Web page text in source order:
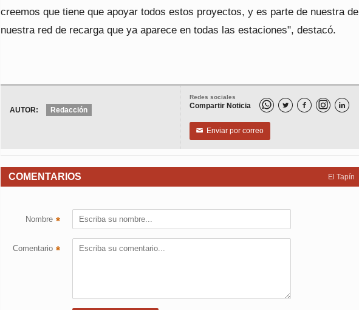
creemos que tiene que apoyar todos estos proyectos, y es parte de nuestra de
nuestra red de recarga que ya aparece en todas las estaciones", destacó.
Redes sociales
Compartir Noticia   
✉ Enviar por correo
AUTOR: Redacción
El Tapín
COMENTARIOS
Nombre *
Comentario *